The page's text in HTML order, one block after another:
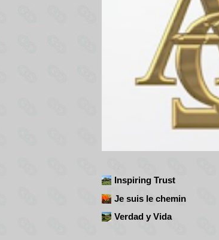
Inspiring Trust
Je suis le chemin
Verdad y Vida